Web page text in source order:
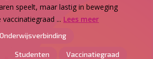
speelt, maar lastig in beweging
... Lees meer
Onderwijsverbinding
Studenten Vaccinatiegraad